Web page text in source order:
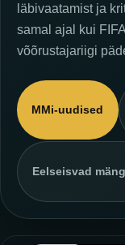
läbivaatamist ja
samal ajal kui
võõrustajariigi
MMi-uudised
Eelseisvad